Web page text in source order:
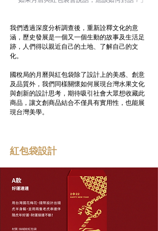
我們透過深度分析調查後，重新詮釋文化的意
涵，歷史發展是一個又一個生動的故事及生活足
跡，人們得以親近自己的土地、了解自己的文
化。
國稅局的月曆與紅包袋除了設計上的美感、創意
及品質外，我們同樣關懷如何展現台灣水果文化
與創新的設計思考，期待吸引社會大眾想收藏此
商品，讓文創商品結合不僅具有實用性，也能展
現台灣美學。
紅包袋設計